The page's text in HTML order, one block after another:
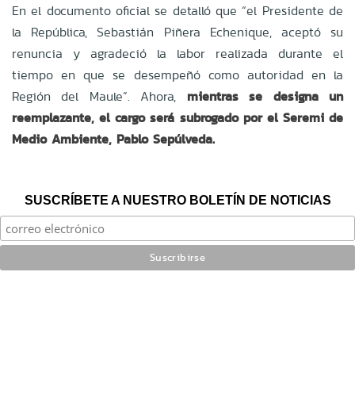
En el documento oficial se detalló que “el Presidente de
la República, Sebastián Piñera Echenique, aceptó su
renuncia y agradeció la labor realizada durante el
tiempo en que se desempeñó como autoridad en la
Región del Maule”. Ahora, mientras se designa un
reemplazante, el cargo será subrogado por el Seremi de
Medio Ambiente, Pablo Sepúlveda.
SUSCRÍBETE A NUESTRO BOLETÍN DE NOTICIAS